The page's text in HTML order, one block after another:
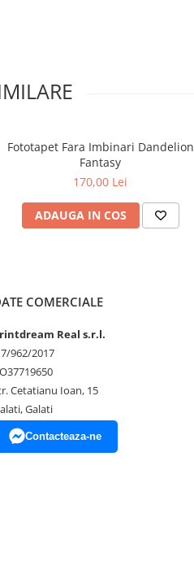
Fototapet Fara Imbinari Dandelion
Fantasy
170,00 Lei
ADAUGA IN COS
COMERCIALE
Real s.r.l.
962/2017
Cetatianu Ioan, 15
Galati
Contacteaza-ne